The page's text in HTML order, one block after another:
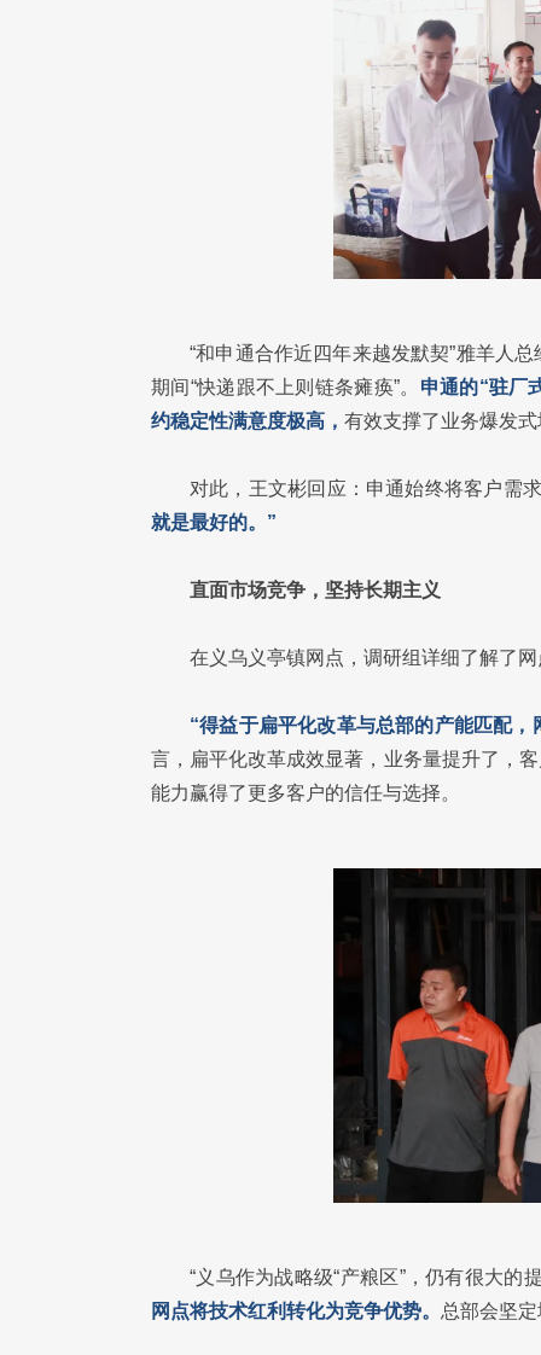
“和申通合作近四年来越发默契”雅羊人
期间“快递跟不上则链条瘫痪”。 申通的“驻厂
约稳定性满意度极高， 有效支撑了业务爆发
对此，王文彬回应：申通始终将客户需
就是最好的。”
直面市场竞争，坚持长期主义
在义乌义亭镇网点，调研组详细了解了
“得益于扁平化改革与总部的产能匹配
言，扁平化改革成效显著，业务量提升了，
能力赢得了更多客户的信任与选择。
“义乌作为战略级“产粮区”，仍有很大的
网点将技术红利转化为竞争优势。 总部会坚